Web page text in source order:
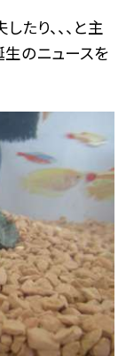
り、、、と主
のニュースを